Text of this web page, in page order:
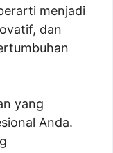
menjadi
dan
yang
Anda.